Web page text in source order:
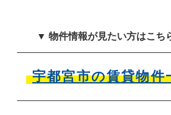
▼ 物件情報が見たい方はこち
宇都宮市の賃貸物件